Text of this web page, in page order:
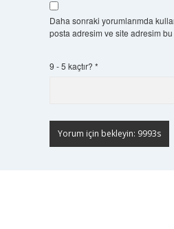
Daha sonraki yorumlarımda
posta adresim ve site adresim bu
9 - 5 kaçtır? *